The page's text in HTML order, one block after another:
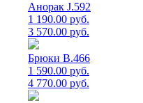
Анорак J.592
1 190.00 руб.
3 570.00 руб.
Брюки B.466
1 590.00 руб.
4 770.00 руб.